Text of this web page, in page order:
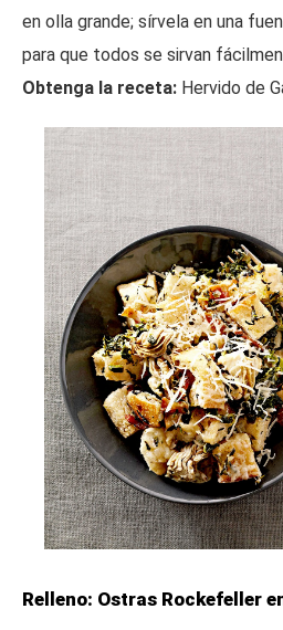
en olla grande; sírvela en una
para que todos se sirvan
Obtenga la receta: Hervido de
Relleno: Ostras Rockefeller